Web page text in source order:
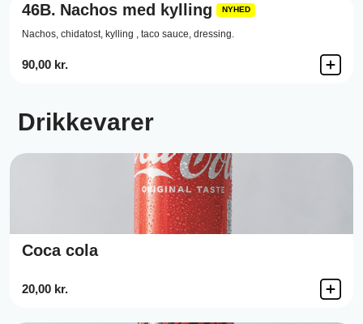
46B. Nachos med kylling NYHED
Nachos, chidatost, kylling , taco sauce, dressing.
90,00 kr.
Drikkevarer
Coca cola
20,00 kr.